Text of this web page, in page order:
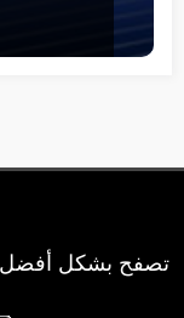
تصفح بشكل أفضل